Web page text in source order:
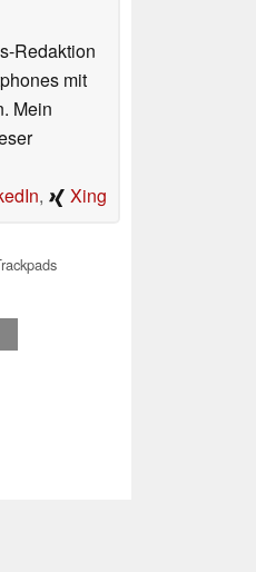
Redaktion
mit
Mein
, Xing